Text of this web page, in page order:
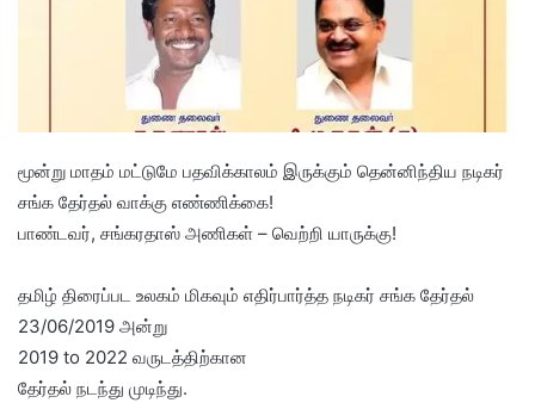
மூன்று மாதம் மட்டுமே பதவிக்காலம் இருக்கும் தென்னிந்திய நடிகர்
சங்க தேர்தல் வாக்கு எண்ணிக்கை!
பாண்டவர், சங்கரதாஸ் அணிகள் – வெற்றி யாருக்கு!
தமிழ் திரைப்பட உலகம் மிகவும் எதிர்பார்த்த நடிகர் சங்க தேர்தல்
23/06/2019 அன்று
2019 to 2022 வருடத்திற்கான
தேர்தல் நடந்து முடிந்து.